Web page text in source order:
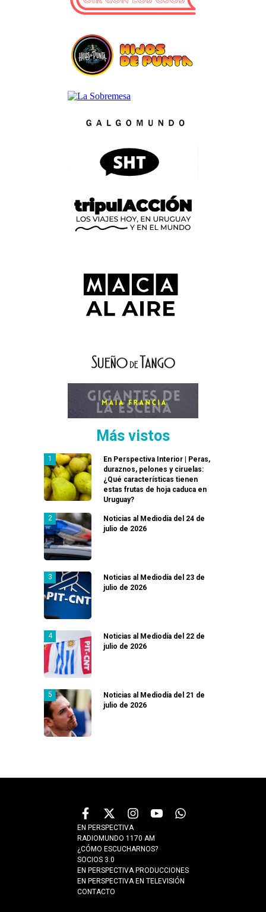
Más vistos
En Perspectiva Interior | Peras,
duraznos, pelones y ciruelas:
¿Qué características tienen
estas frutas de hoja caduca en
Uruguay?
Noticias al Mediodía del 24 de
julio de 2026
Noticias al Mediodía del 23 de
julio de 2026
Noticias al Mediodía del 22 de
julio de 2026
Noticias al Mediodía del 21 de
julio de 2026
EN PERSPECTIVA
RADIOMUNDO 1170 AM
¿CÓMO ESCUCHARNOS?
SOCIOS 3.0
EN PERSPECTIVA PRODUCCIONES
EN PERSPECTIVA EN TELEVISIÓN
CONTACTO